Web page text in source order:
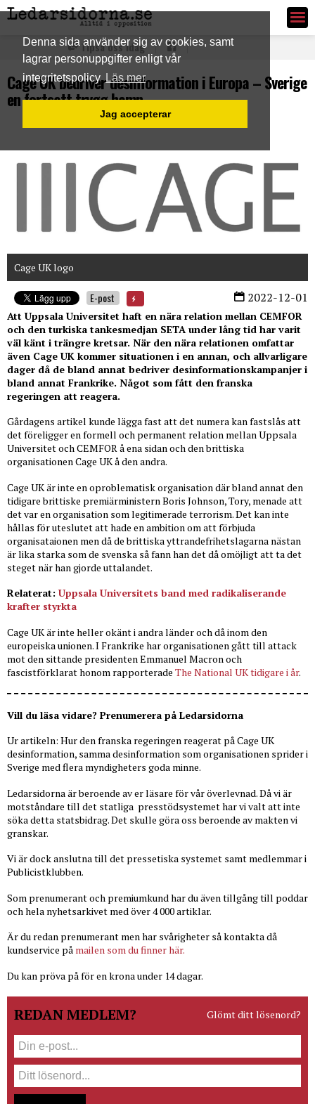
Denna sida använder sig av cookies, samt
lagrar personuppgifter enligt vår
integritetspolicyLäs mer
Jag accepterar
Ledarsidorna.se
Tipsa oss idag
Cage UK bedriver desinformation i Europa – Sverige
en fortsatt trygg hamn
Cage UK logo
2022-12-01
E-post
Att Uppsala Universitet haft en nära relation mellan CEMFOR
och den turkiska tankesmedjan SETA under lång tid har varit
väl känt i trängre kretsar. När den nära relationen omfattar
även Cage UK kommer situationen i en annan, och allvarligare
dager då de bland annat bedriver desinformationskampanjer i
bland annat Frankrike. Något som fått den franska
regeringen att reagera.
Gårdagens artikel kunde lägga fast att det numera kan fastslås att
det föreligger en formell och permanent relation mellan Uppsala
Universitet och CEMFOR å ena sidan och den brittiska
organisationen Cage UK å den andra.
Cage UK är inte en oproblematisk organisation där bland annat den
tidigare brittiske premiärministern Boris Johnson, Tory, menade att
det var en organisation som legitimerade terrorism. Det kan inte
hållas för uteslutet att hade en ambition om att förbjuda
organisataionen men då de brittiska yttrandefrihetslagarna nästan
är lika starka som de svenska så fann han det då omöjligt att ta det
steget när han gjorde uttalandet.
Relaterat: Uppsala Universitets band med radikaliserande
krafter styrkta
Cage UK är inte heller okänt i andra länder och då inom den
europeiska unionen. I Frankrike har organisationen gått till attack
mot den sittande presidenten Emmanuel Macron och
fascistförklarat honom rapporterade The National UK tidigare i år.
Vill du läsa vidare? Prenumerera på Ledarsidorna
Ur artikeln: Hur den franska regeringen reagerat på Cage UK
desinformation, samma desinformation som organisationen sprider i
Sverige med flera myndigheters goda minne.
Ledarsidorna är beroende av er läsare för vår överlevnad. Då vi är
motståndare till det statliga presstödsystemet har vi valt att inte
söka detta statsbidrag. Det skulle göra oss beroende av makten vi
granskar.
Vi är dock anslutna till det pressetiska systemet samt medlemmar i
Publicistklubben.
Som prenumerant och premiumkund har du även tillgång till poddar
och hela nyhetsarkivet med över 4 000 artiklar.
Är du redan prenumerant men har svårigheter så kontakta då
kundservice på mailen som du finner här.
Du kan pröva på för en krona under 14 dagar.
REDAN MEDLEM? Glömt ditt lösenord?